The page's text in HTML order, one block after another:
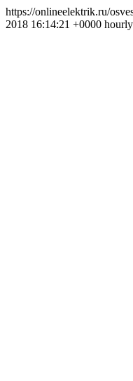
https://onlineelektrik.ru/
2018 16:14:21 +0000 hourly